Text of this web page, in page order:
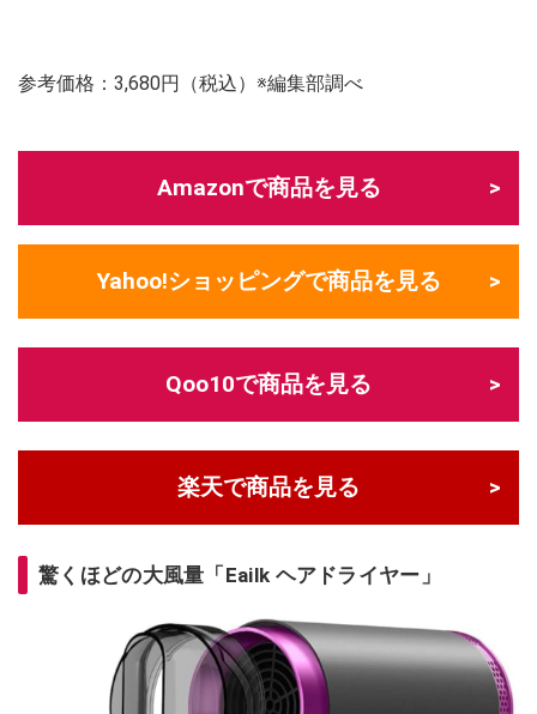
参考価格：3,680円（税込）※編集部調べ
Amazonで商品を見る
Yahoo!ショッピングで商品を見る
Qoo10で商品を見る
楽天で商品を見る
驚くほどの大風量「Eailk ヘアドライヤー」